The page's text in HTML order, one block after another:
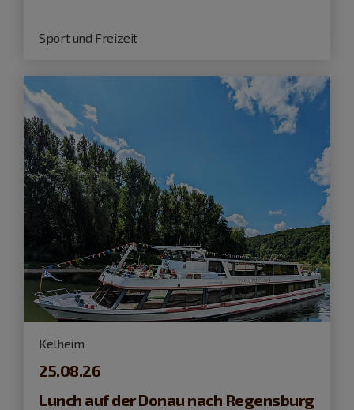
Sport und Freizeit
Kelheim
25.08.26
Lunch auf der Donau nach Regensburg